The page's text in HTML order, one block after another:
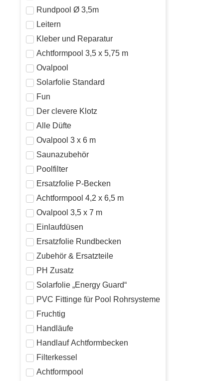
Rundpool Ø 3,5m
Leitern
Kleber und Reparatur
Achtformpool 3,5 x 5,75 m
Ovalpool
Solarfolie Standard
Fun
Der clevere Klotz
Alle Düfte
Ovalpool 3 x 6 m
Saunazubehör
Poolfilter
Ersatzfolie P-Becken
Achtformpool 4,2 x 6,5 m
Ovalpool 3,5 x 7 m
Einlaufdüsen
Ersatzfolie Rundbecken
Zubehör & Ersatzteile
PH Zusatz
Solarfolie „Energy Guard“
PVC Fittinge für Pool Rohrsysteme
Fruchtig
Handläufe
Handlauf Achtformbecken
Filterkessel
Achtformpool